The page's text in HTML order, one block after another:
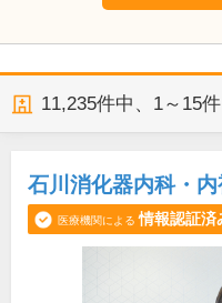
11,235件中、 1～15件
石川消化器内科・
医療機関による 情報認証済